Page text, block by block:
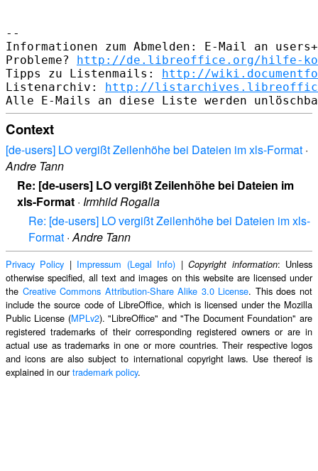
--
Informationen zum Abmelden: E-Mail an
Probleme? http://de.libreoffice.org/hilfe-
Tipps zu Listenmails: http://
Listenarchiv: http://
Context
[de-users] LO vergißt Zeilenhöhe bei Dateien im xls-Format ·
Andre Tann
Re: [de-users] LO vergißt Zeilenhöhe bei Dateien im
xls-Format · Irmhild Rogalla
Re: [de-users] LO vergißt Zeilenhöhe bei Dateien im xls-
Format ·Andre Tann
Privacy Policy | Impressum (Legal Info) |Copyright information: Unless
otherwise specified, all text and images on this website are licensed under
the Creative Commons Attribution-Share Alike 3.0 License. This does not
include the source code of LibreOffice, which is licensed under the Mozilla
Public License (MPLv2). "LibreOffice" and "The Document Foundation" are
registered trademarks of their corresponding registered owners or are in
actual use as trademarks in one or more countries. Their respective logos
and icons are also subject to international copyright laws. Use thereof is
explained in ourtrademark policy.